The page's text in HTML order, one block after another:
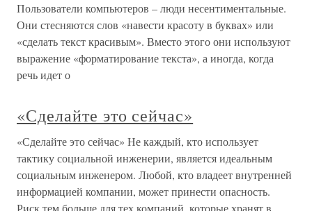
Пользователи компьютеров – люди несентиментальные.
Они стесняются слов «навести красоту в буквах» или
«сделать текст красивым». Вместо этого они используют
выражение «форматирование текста», а иногда, когда
речь идет о
«Сделайте это сейчас»
«Сделайте это сейчас» Не каждый, кто использует
тактику социальной инженерии, является идеальным
социальным инженером. Любой, кто владеет внутренней
информацией компании, может принести опасность.
Риск тем больше для тех компаний, которые хранят в